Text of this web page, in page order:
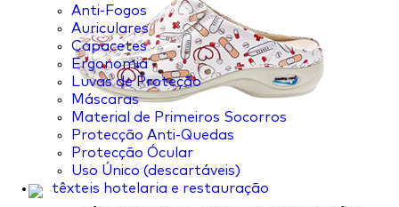
Anti-Fogos
Auriculares
Capacetes
Ergonomia
Luvas de Proteção
Máscaras
Material de Primeiros Socorros
Protecção Anti-Quedas
Protecção Ócular
Uso Único (descartáveis)
têxteis hotelaria e restauração